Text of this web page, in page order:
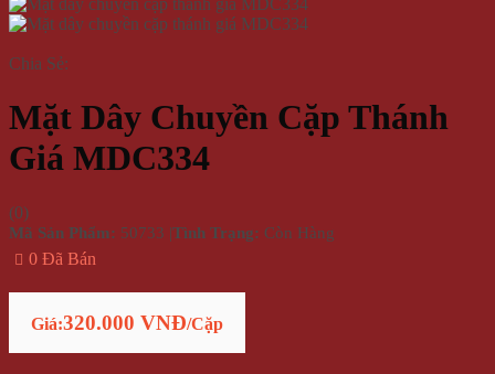
Chia Sẻ:
Mặt Dây Chuyền Cặp Thánh
Giá MDC334
(0)
Mã Sản Phẩm: 50733 |Tình Trạng: Còn Hàng
0 Đã Bán
Giá:320.000 VNĐ/Cặp